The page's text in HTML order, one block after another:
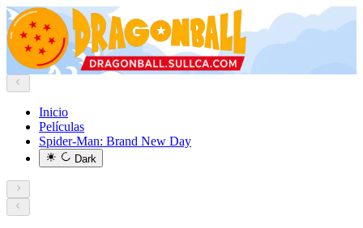
Inicio
Películas
Spider-Man: Brand New Day
Dark